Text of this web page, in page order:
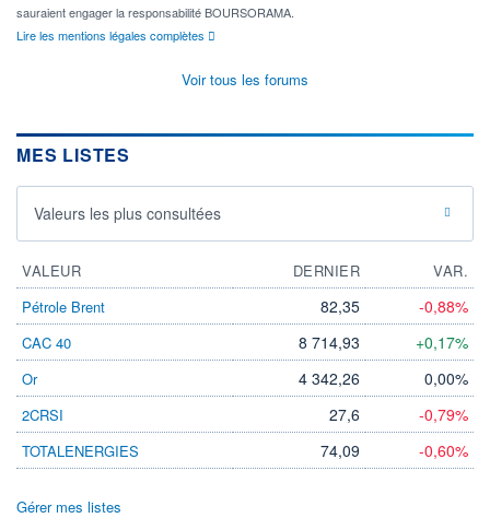
sauraient engager la responsabilité BOURSORAMA.
Lire les mentions légales complètes
Voir tous les forums
MES LISTES
Valeurs les plus consultées
VALEUR DERNIER
VAR.
Pétrole Brent
82,35 -0,88%
CAC 40 8 714,93 +0,17%
Or 4 342,26 0,00%
2CRSI 27,6 -0,79%
TOTALENERGIES 74,09 -0,60%
Gérer mes listes